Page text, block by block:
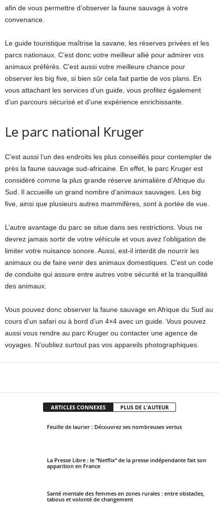
afin de vous permettre d’observer la faune sauvage à votre
convenance.
Le guide touristique maîtrise la savane, les réserves privées et les
parcs nationaux. C’est donc votre meilleur allié pour admirer vos
animaux préférés. C’est aussi votre meilleure chance pour
observer les big five, si bien sûr cela fait partie de vos plans. En
vous attachant les services d’un guide, vous profitez également
d’un parcours sécurisé et d’une expérience enrichissante.
Le parc national Kruger
C’est aussi l’un des endroits les plus conseillés pour contempler de
près la faune sauvage sud-africaine. En effet, le parc Kruger est
considéré comme la plus grande réserve animalière d’Afrique du
Sud. Il accueille un grand nombre d’animaux sauvages. Les big
five, ainsi que plusieurs autres mammifères, sont à portée de vue.
L’autre avantage du parc se situe dans ses restrictions. Vous ne
devrez jamais sortir de votre véhicule et vous avez l’obligation de
limiter votre nuisance sonore. Aussi, est-il interdit de nourrir les
animaux ou de faire venir des animaux domestiques. C’est un code
de conduite qui assure entre autres votre sécurité et la tranquillité
des animaux.
Vous pouvez donc observer la faune sauvage en Afrique du Sud au
cours d’un safari ou à bord d’un 4×4 avec un guide. Vous pouvez
aussi vous rendre au parc Kruger ou contacter une agence de
voyages. N’oubliez surtout pas vos appareils photographiques.
ARTICLES CONNEXES PLUS DE L'AUTEUR
Feuille de laurier : Découvrez ses nombreuses vertus
La Presse Libre : le “Netflix” de la presse indépendante fait son
apparition en France
Santé mentale des femmes en zones rurales : entre obstacles,
tabous et volonté de changement